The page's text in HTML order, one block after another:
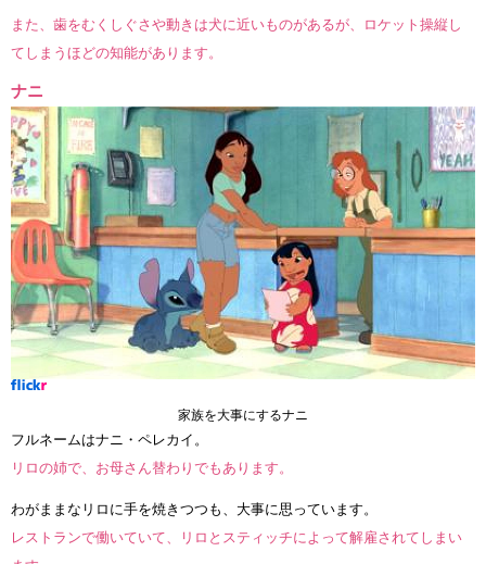
また、歯をむくしぐさや動きは犬に近いものがあるが、ロケット操縦し
てしまうほどの知能があります。
ナニ
家族を大事にするナニ
フルネームはナニ・ペレカイ。
リロの姉で、お母さん替わりでもあります。
わがままなリロに手を焼きつつも、大事に思っています。
レストランで働いていて、リロとスティッチによって解雇されてしまい